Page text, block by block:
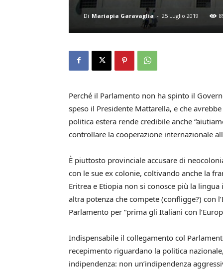
Di Mariapia Garavaglia - 25 Luglio 2019
Perché il Parlamento non ha spinto il
speso il Presidente Mattarella, e che
politica estera rende credibile anche
controllare la cooperazione internazionale
È piuttosto provinciale accusare di
con le sue ex colonie, coltivando anche la
Eritrea e Etiopia non si conosce più la
altra potenza che compete (confligge?) con
Parlamento per “prima gli Italiani con
Indispensabile il collegamento col
recepimento riguardano la politica
indipendenza: non un’indipendenza